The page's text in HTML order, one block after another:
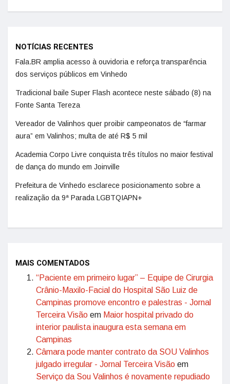
NOTÍCIAS RECENTES
Fala.BR amplia acesso à ouvidoria e reforça transparência
dos serviços públicos em Vinhedo
Tradicional baile Super Flash acontece neste sábado (8) na
Fonte Santa Tereza
Vereador de Valinhos quer proibir campeonatos de “farmar
aura” em Valinhos; multa de até R$ 5 mil
Academia Corpo Livre conquista três títulos no maior festival
de dança do mundo em Joinville
Prefeitura de Vinhedo esclarece posicionamento sobre a
realização da 9ª Parada LGBTQIAPN+
MAIS COMENTADOS
“Paciente em primeiro lugar” – Equipe de Cirurgia
Crânio-Maxilo-Facial do Hospital São Luiz de
Campinas promove encontro e palestras - Jornal
Terceira Visão em Maior hospital privado do
interior paulista inaugura esta semana em
Campinas
Câmara pode manter contrato da SOU Valinhos
julgado irregular - Jornal Terceira Visão em
Serviço da Sou Valinhos é novamente repudiado